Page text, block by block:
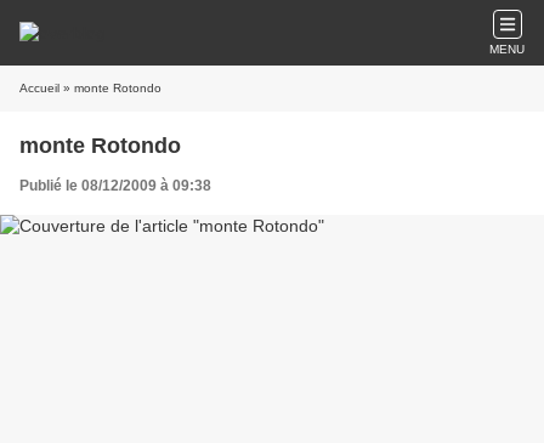
MENU
Accueil » monte Rotondo
monte Rotondo
Publié le 08/12/2009 à 09:38